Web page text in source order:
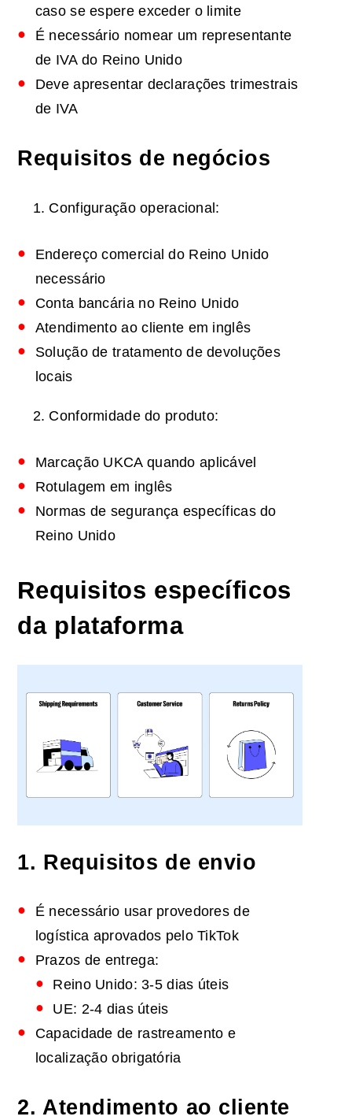
caso se espere exceder o limite
É necessário nomear um representante
de IVA do Reino Unido
Deve apresentar declarações trimestrais
de IVA
Requisitos de negócios
Configuração operacional:
Endereço comercial do Reino Unido
necessário
Conta bancária no Reino Unido
Atendimento ao cliente em inglês
Solução de tratamento de devoluções
locais
Conformidade do produto:
Marcação UKCA quando aplicável
Rotulagem em inglês
Normas de segurança específicas do
Reino Unido
Requisitos específicos
da plataforma
1. Requisitos de envio
É necessário usar provedores de
logística aprovados pelo TikTok
Prazos de entrega:
Reino Unido: 3-5 dias úteis
UE: 2-4 dias úteis
Capacidade de rastreamento e
localização obrigatória
2. Atendimento ao cliente